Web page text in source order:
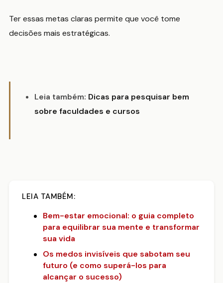
Ter essas metas claras permite que você tome
decisões mais estratégicas.
Leia também: Dicas para pesquisar bem
sobre faculdades e cursos
LEIA TAMBÉM:
Bem-estar emocional: o guia completo
para equilibrar sua mente e transformar
sua vida
Os medos invisíveis que sabotam seu
futuro (e como superá-los para
alcançar o sucesso)